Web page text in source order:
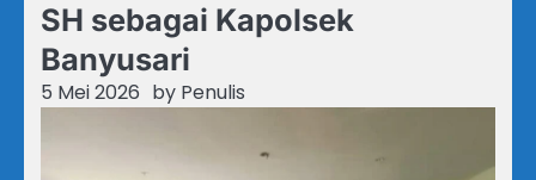
SH sebagai Kapolsek
Banyusari
5 Mei 2026 by Penulis